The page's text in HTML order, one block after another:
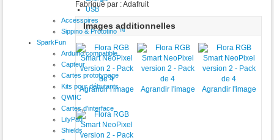
USB
Accessoires
Sippino & Prototino ™
SparkFun
Arduino compatible
Capteur
Cartes prototypage
Kits pour débutants
QWIIC
Cartes d'interface
LilyPad
Shields
Fabriqué par : Adafruit
Images additionnelles
Agrandir l'image Agrandir l'image Agrandir l'image